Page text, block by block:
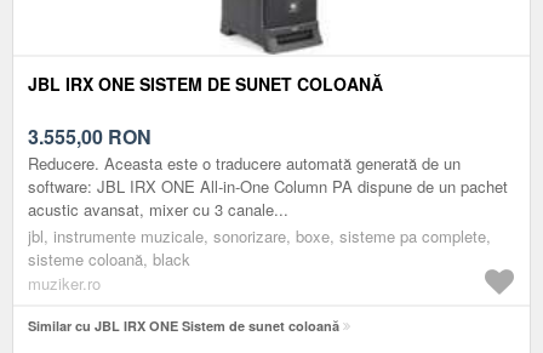
JBL IRX ONE SISTEM DE SUNET COLOANĂ
3.555,00 RON
Reducere. Aceasta este o traducere automată generată de un
software: JBL IRX ONE All-in-One Column PA dispune de un pachet
acustic avansat, mixer cu 3 canale...
jbl, instrumente muzicale, sonorizare, boxe, sisteme pa complete,
sisteme coloană, black
muziker.ro
Similar cu JBL IRX ONE Sistem de sunet coloană